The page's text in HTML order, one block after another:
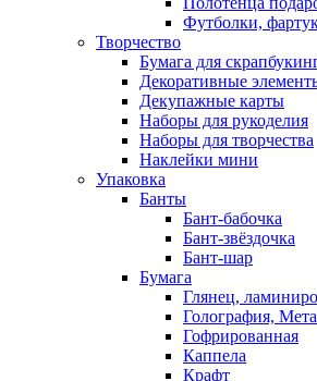
Футболки,
Творчество
Бумага для
Декоративные
Декупажные карты
Наборы для рукоделия
Наборы для творчества
Наклейки мини
Упаковка
Банты
Бант-бабочка
Бант-звёздочка
Бант-шар
Бумага
Глянец,
Голография,
Гофрированная
Каппела
Крафт